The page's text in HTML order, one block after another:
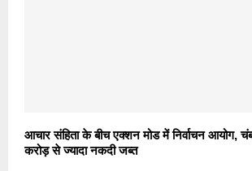
आचार संहिता के बीच एक्शन मोड में निर्वाचन आयोग,
करोड़ से ज्यादा नकदी जब्त